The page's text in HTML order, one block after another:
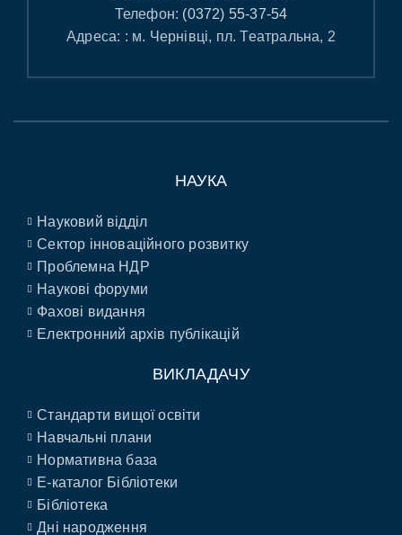
Телефон: (0372) 55-37-54
Адреса: : м. Чернівці, пл. Театральна, 2
НАУКА
Науковий відділ
Сектор інноваційного розвитку
Проблемна НДР
Наукові форуми
Фахові видання
Електронний архів публікацій
ВИКЛАДАЧУ
Стандарти вищої освіти
Навчальні плани
Нормативна база
E-каталог Бібліотеки
Бібліотека
Дні народження